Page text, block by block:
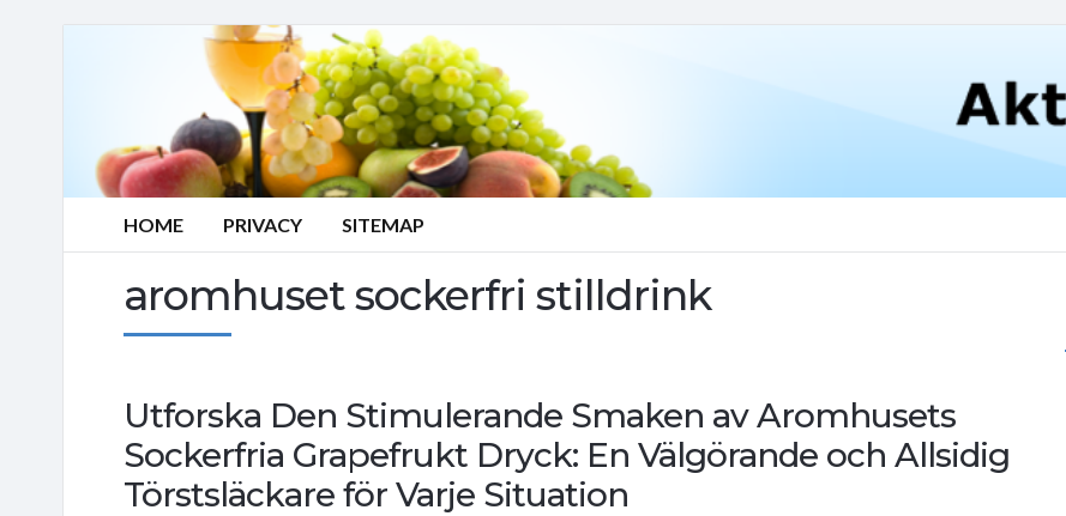
HOME PRIVACY SITEMAP
aromhuset sockerfri stilldrink
Utforska Den Stimulerande Smaken av Aromhusets
Sockerfria Grapefrukt Dryck: En Välgörande och Allsidig
Törstsläckare för Varje Situation